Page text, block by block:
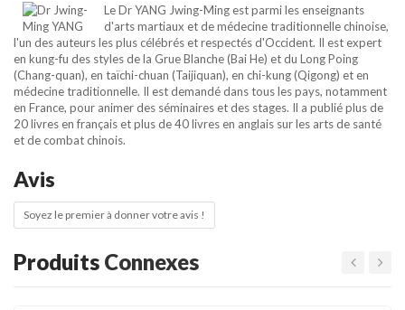
Le Dr YANG Jwing-Ming est parmi les enseignants
d'arts martiaux et de médecine traditionnelle chinoise,
l'un des auteurs les plus célébrés et respectés d'Occident. Il est expert
en kung-fu des styles de la Grue Blanche (Bai He) et du Long Poing
(Chang-quan), en taïchi-chuan (Taijiquan), en chi-kung (Qigong) et en
médecine traditionnelle. Il est demandé dans tous les pays, notamment
en France, pour animer des séminaires et des stages. Il a publié plus de
20 livres en français et plus de 40 livres en anglais sur les arts de santé
et de combat chinois.
Avis
Soyez le premier à donner votre avis !
Produits Connexes